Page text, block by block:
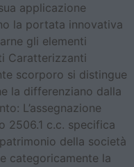
applicazione
la portata innovativa
gli elementi
Caratterizzanti
scorporo si distingue
la differenziano dalla
L’assegnazione
2506.1 c.c. specifica
della società
categoricamente la